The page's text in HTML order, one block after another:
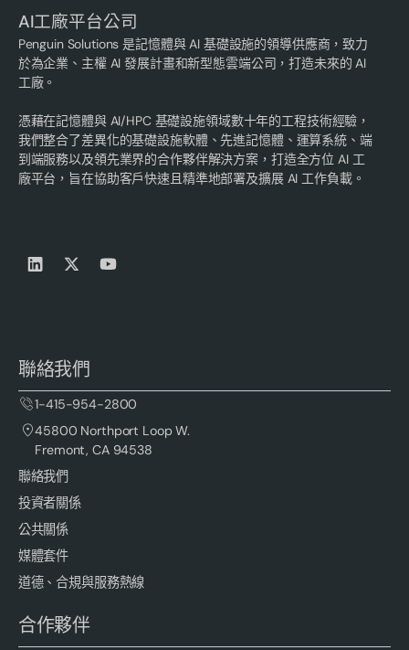
AI工廠平台公司
Penguin Solutions 是記憶體與 AI 基礎設施的領導供應商，致力
於為企業、主權 AI 發展計畫和新型態雲端公司，打造未來的 AI
工廠。
憑藉在記憶體與 AI/HPC 基礎設施領域數十年的工程技術經驗，
我們整合了差異化的基礎設施軟體、先進記憶體、運算系統、端
到端服務以及領先業界的合作夥伴解決方案，打造全方位 AI 工
廠平台，旨在協助客戶快速且精準地部署及擴展 AI 工作負載。
聯絡我們
1-415-954-2800
45800 Northport Loop W.
Fremont, CA 94538
聯絡我們
投資者關係
公共關係
媒體套件
道德、合規與服務熱線
合作夥伴